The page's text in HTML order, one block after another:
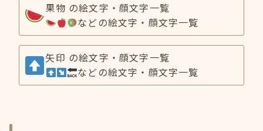
果物 の絵文字・顔文字一覧
などの絵文字・顔文字一覧
矢印 の絵文字・顔文字一覧
などの絵文字・顔文字一覧